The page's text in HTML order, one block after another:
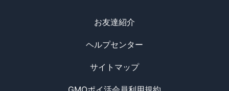
お友達紹介
ヘルプセンター
サイトマップ